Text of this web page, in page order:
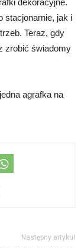
dekoracyjne.
stacjonarnie, jak i
Teraz, gdy
zrobić świadomy
agrafka na
Następny artykuł